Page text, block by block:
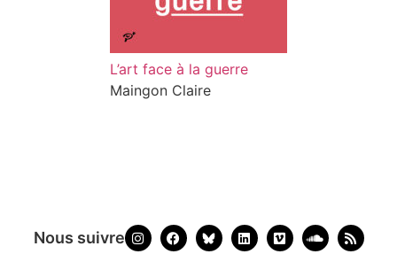
L’art face à la guerre
Maingon Claire
Nous suivre